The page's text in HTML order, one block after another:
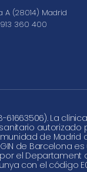
A (28014) Madrid
360 400
61663506). La
autorizado
de Madrid
de Barcelona
el Departament
con el código